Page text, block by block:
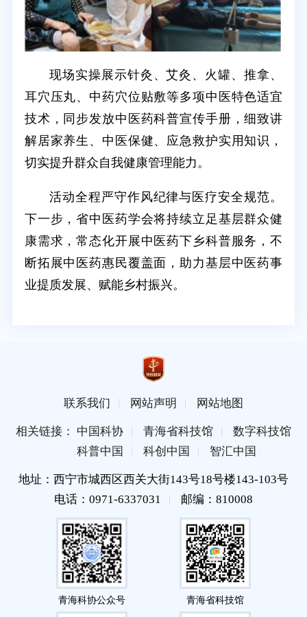
现场实操展示针灸、艾灸、火罐、推拿、
耳穴压丸、中药穴位贴敷等多项中医特色适宜
技术，同步发放中医药科普宣传手册，细致讲
解居家养生、中医保健、应急救护实用知识，
切实提升群众自我健康管理能力。
活动全程严守作风纪律与医疗安全规范。
下一步，省中医药学会将持续立足基层群众健
康需求，常态化开展中医药下乡科普服务，不
断拓展中医药惠民覆盖面，助力基层中医药事
业提质发展、赋能乡村振兴。
联系我们 网站声明 网站地图
相关链接： 中国科协 青海省科技馆
数字科技馆
科普中国
科创中国 智汇中国
地址：西宁市城西区西关大街143号18号楼143-103号
电话：0971-6337031
邮编：810008
青海科协公众号 青海省科技馆